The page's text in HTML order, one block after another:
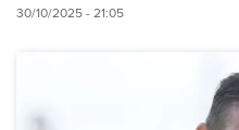
30/10/2025 - 21:05